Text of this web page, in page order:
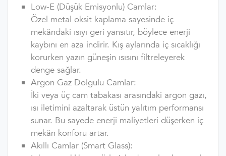
Low-E (Düşük Emisyonlu) Camlar:
Özel metal oksit kaplama sayesinde iç
mekândaki ısıyı geri yansıtır, böylece enerji
kaybını en aza indirir. Kış aylarında iç sıcaklığı
korurken yazın güneşin ısısını filtreleyerek
denge sağlar.
Argon Gaz Dolgulu Camlar:
İki veya üç cam tabakası arasındaki argon gazı,
ısı iletimini azaltarak üstün yalıtım performansı
sunar. Bu sayede enerji maliyetleri düşerken iç
mekân konforu artar.
Akıllı Camlar (Smart Glass):